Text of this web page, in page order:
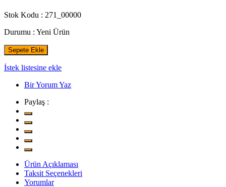
Stok Kodu : 271_00000
Durumu : Yeni Ürün
Sepete Ekle
İstek listesine ekle
Bir Yorum Yaz
Paylaş :
Ürün Açıklaması
Taksit Seçenekleri
Yorumlar